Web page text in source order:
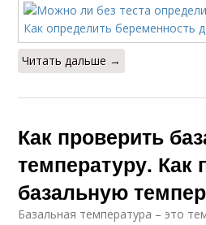
Читать дальше →
Как проверить
температуру. Как
базальную
Базальная температура – это